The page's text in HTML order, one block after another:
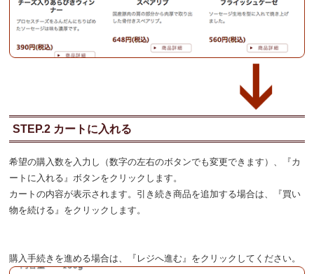
STEP.2 カートに入れる
希望の購入数を入力し（数字の左右のボタンでも変更できます）、『カ
ートに入れる』ボタンをクリックします。
カートの内容が表示されます。引き続き商品を追加する場合は、『買い
物を続ける』をクリックします。
購入手続きを進める場合は、『レジへ進む』をクリックしてください。